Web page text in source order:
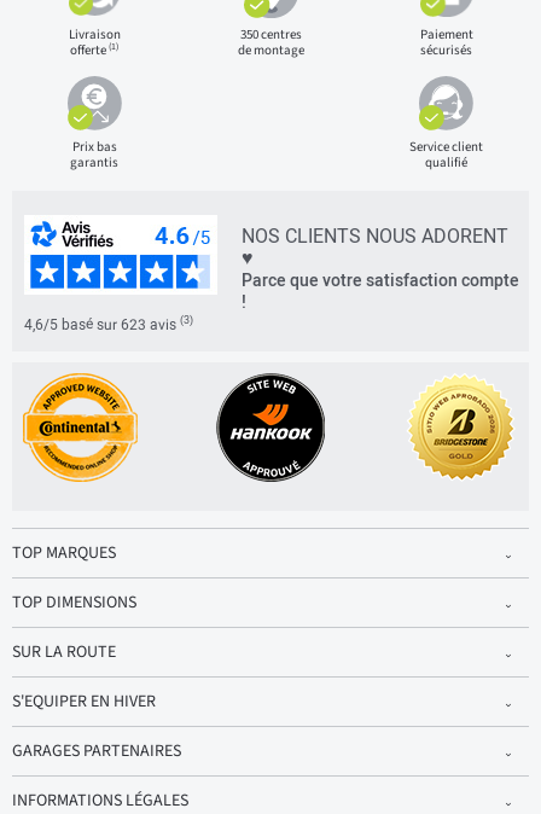
Livraison
offerte(1)
350 centres
de montage
Paiement
sécurisés
Prix bas
garantis
Service client
qualifié
NOS CLIENTS NOUS ADORENT
♥
Parce que votre satisfaction compte
!
4,6/5 basé sur 623 avis (3)
TOP MARQUES
TOP DIMENSIONS
SUR LA ROUTE
S'EQUIPER EN HIVER
GARAGES PARTENAIRES
INFORMATIONS LÉGALES